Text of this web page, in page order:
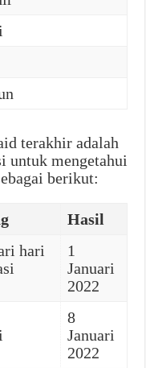
terakhir adalah
untuk mengetahui
berikut:
Hasil
hari
1
Januari
2022
8
Januari
2022